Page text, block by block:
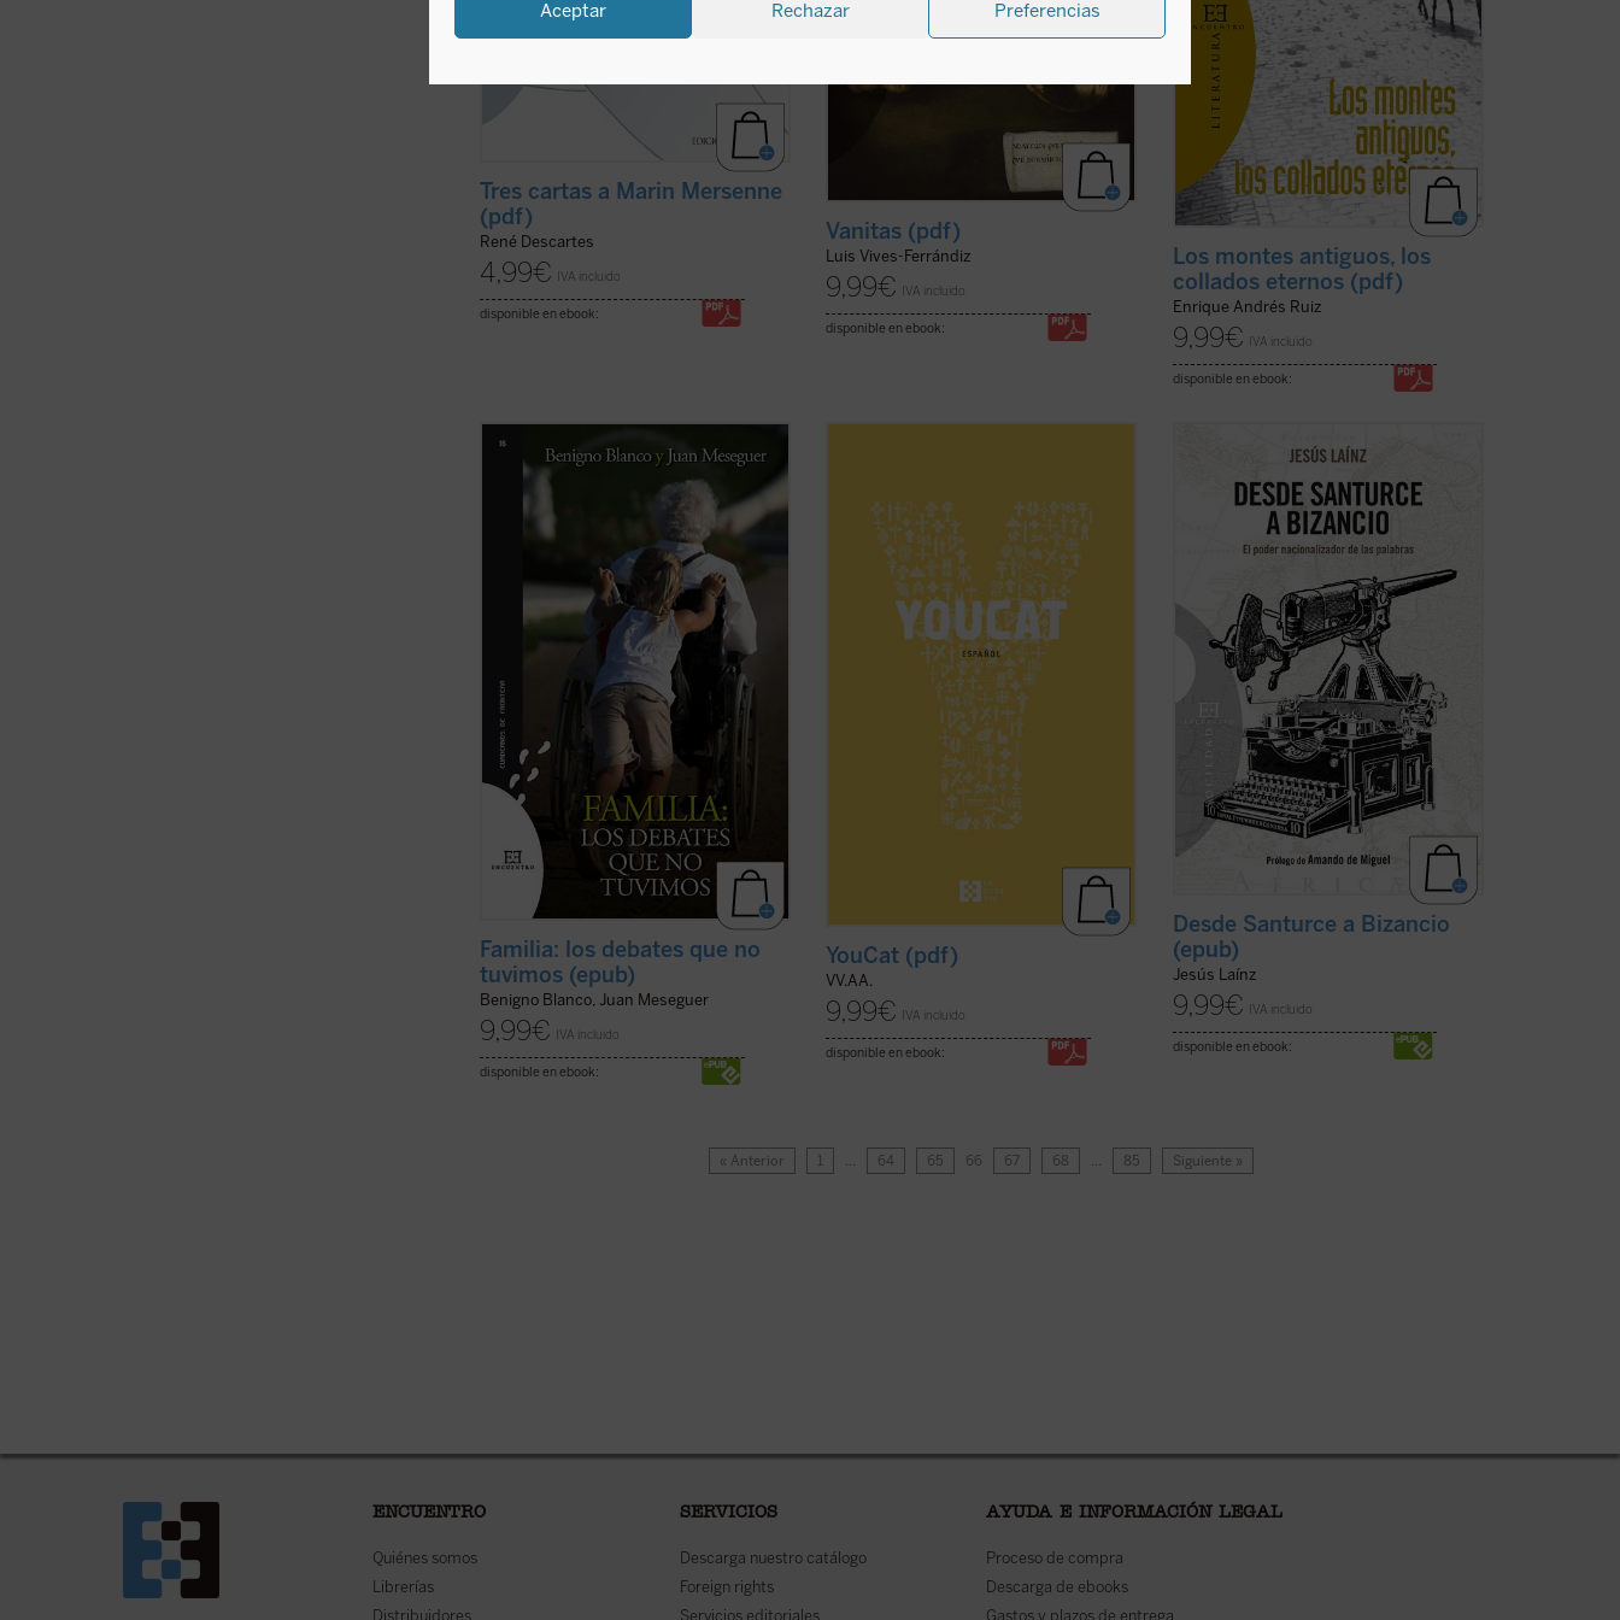
Aceptar Rechazar Preferencias
Tres cartas a Marin Mersenne
(pdf)
René Descartes
4,99€ IVA incluido
disponible en ebook:
Vanitas (pdf)
Luis Vives-Ferrándiz
9,99€ IVA incluido
disponible en ebook:
Los montes antiguos, los
collados eternos (pdf)
Enrique Andrés Ruiz
9,99€ IVA incluido
disponible en ebook:
¿Cómo fortalecer la familia más allá de
la división izquierda-derecha? ¿Es
posible una nueva cultura de la vida que
compagine la defensa del no nacido y el
apoyo solidario a las mujeres
embarazadas? ¿Qué consecuencias
tiene la ideología de ...
(ver ficha)
Familia: los debates que no
tuvimos (epub)
Benigno Blanco, Juan Meseguer
9,99€ IVA incluido
disponible en ebook:
Dedicadle tiempo!
Estudiadlo en el silencio de vuestro
cuarto, leedlo con un amigo, formad
grupos de trabajo y redes, intercambiad
opiniones en Internet.
Sí, tenéis que estar más ... (ver ficha)
YouCat (pdf)
VV.AA.
9,99€ IVA incluido
disponible en ebook:
Un siglo después de que Sabino Arana
inventase los términos Bizkaia, Gipuzkoa
y Araba, ya han alcanzado la oficialidad.
Pero la ingeniería palabrera sólo es una
parte de la más amplia utilización de las
(ver
Desde Santurce a Bizancio
(epub)
Jesús Laínz
9,99€ IVA incluido
disponible en ebook:
« Anterior 1 … 64 65 66 67 68 … 85 Siguiente »
ENCUENTRO
Quiénes somos
Librerías
Distribuidores
SERVICIOS
Descarga nuestro catálogo
Foreign rights
Servicios editoriales
AYUDA E INFORMACIÓN LEGAL
Proceso de compra
Descarga de ebooks
Gastos y plazos de entrega